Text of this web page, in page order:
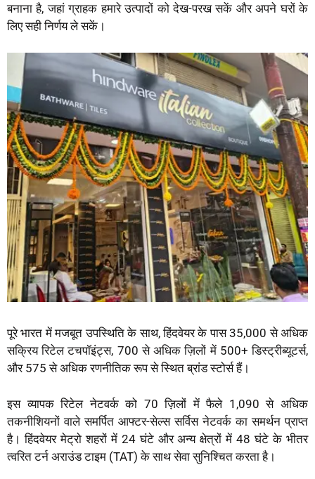
बनाना है, जहां ग्राहक हमारे उत्पादों को देख-परख सकें और अपने घरों के
लिए सही निर्णय ले सकें।
पूरे भारत में मजबूत उपस्थिति के साथ, हिंदवेयर के पास 35,000 से अधिक
सक्रिय रिटेल टचपॉइंट्स, 700 से अधिक ज़िलों में 500+ डिस्ट्रीब्यूटर्स,
और 575 से अधिक रणनीतिक रूप से स्थित ब्रांड स्टोर्स हैं।
इस व्यापक रिटेल नेटवर्क को 70 ज़िलों में फैले 1,090 से अधिक
तकनीशियनों वाले समर्पित आफ्टर-सेल्स सर्विस नेटवर्क का समर्थन प्राप्त
है। हिंदवेयर मेट्रो शहरों में 24 घंटे और अन्य क्षेत्रों में 48 घंटे के भीतर
त्वरित टर्न अराउंड टाइम (TAT) के साथ सेवा सुनिश्चित करता है।